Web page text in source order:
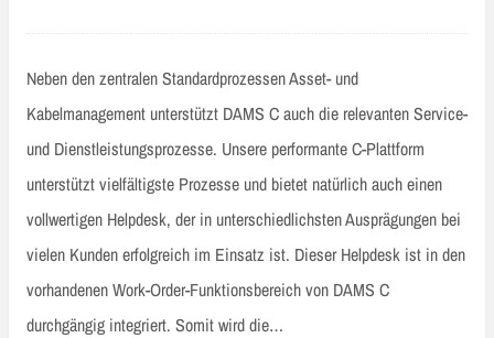
Neben den zentralen Standardprozessen Asset- und
Kabelmanagement unterstützt DAMS C auch die relevanten Service-
und Dienstleistungsprozesse. Unsere performante C-Plattform
unterstützt vielfältigste Prozesse und bietet natürlich auch einen
vollwertigen Helpdesk, der in unterschiedlichsten Ausprägungen bei
vielen Kunden erfolgreich im Einsatz ist. Dieser Helpdesk ist in den
vorhandenen Work-Order-Funktionsbereich von DAMS C
durchgängig integriert. Somit wird die…